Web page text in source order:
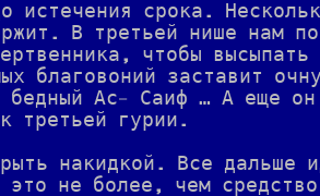
истечения срока.
В третьей нише нам
чтобы высыпать
благовоний заставит
бедный Ас- Саиф … А еще он
третьей гурии.
накидкой. Все дальше
не более, чем